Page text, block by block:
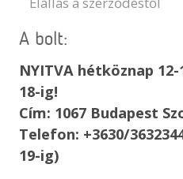
A bolt:
NYITVA hétköznap
18-ig!
Cím: 1067 Budapest
Telefon: +3630/
19-ig)